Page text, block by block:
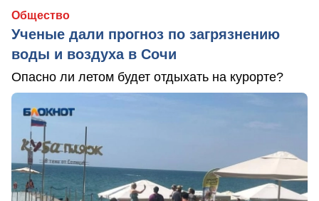
Общество
Ученые дали прогноз по загрязнению
воды и воздуха в Сочи
Опасно ли летом будет отдыхать на курорте?